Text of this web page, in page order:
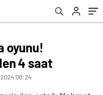
oyunu!
4 saat
00:24